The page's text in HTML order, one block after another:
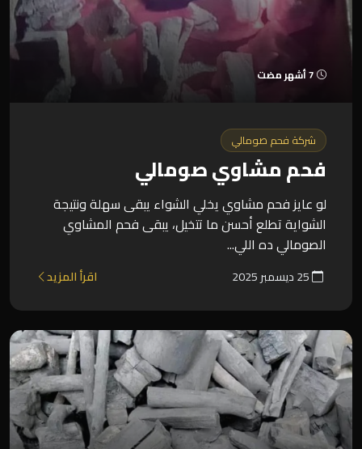
7 أشهر مضت
شركة فحم صومالي
فحم مشاوي صومالي
لو عايز فحم مشاوي يخلي الشواء يبقى سهلة ونتيجة
الشواية تطلع أحسن ما تتخيل، يبقى فحم المشاوي
الصومالي ده اللي...
اقرأ المزيد